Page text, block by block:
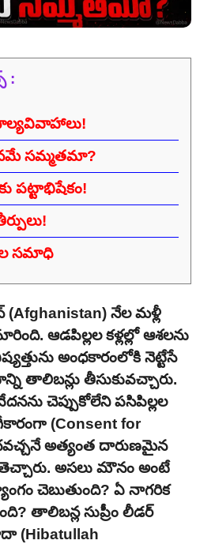
:
సమ్మతమా?
పట్టాభిషేకం!
సమాధి
(Afghanistan) నేల మళ్లీ
ఆడపిల్లల కళ్లల్లో ఆశలను
అంధకారంలోకి నెట్టేసే
తాలిబన్లు తీసుకువచ్చారు.
చెప్పుకోలేని పసిపిల్లల
(Consent for
అత్యంత దారుణమైన
అసలు మౌనం అంటే
చెబుతుంది? ఏ నాగరిక
తాలిబన్ల సుప్రీం లీడర్
(Hibatullah